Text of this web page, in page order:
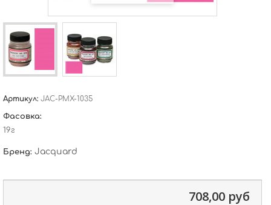
Артикул: JAC-PMX-1035
Фасовка:
19г
Бренд: Jacquard
708,00 руб